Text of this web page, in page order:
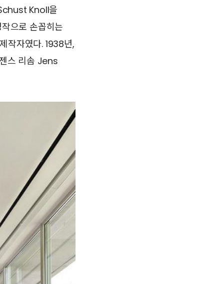
Knoll을
으로 손꼽히는
작자였다. 1938년,
스 리솜 Jens